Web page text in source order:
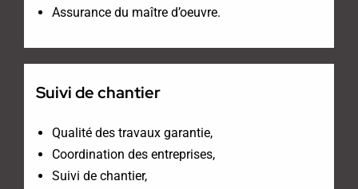
Assurance du maître d’oeuvre.
Suivi de chantier
Qualité des travaux garantie,
Coordination des entreprises,
Suivi de chantier,